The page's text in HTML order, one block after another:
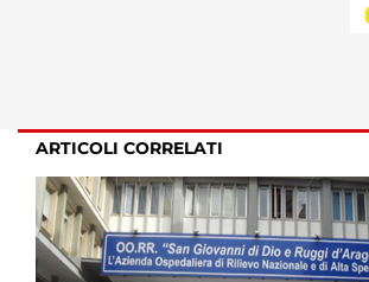
ARTICOLI CORRELATI